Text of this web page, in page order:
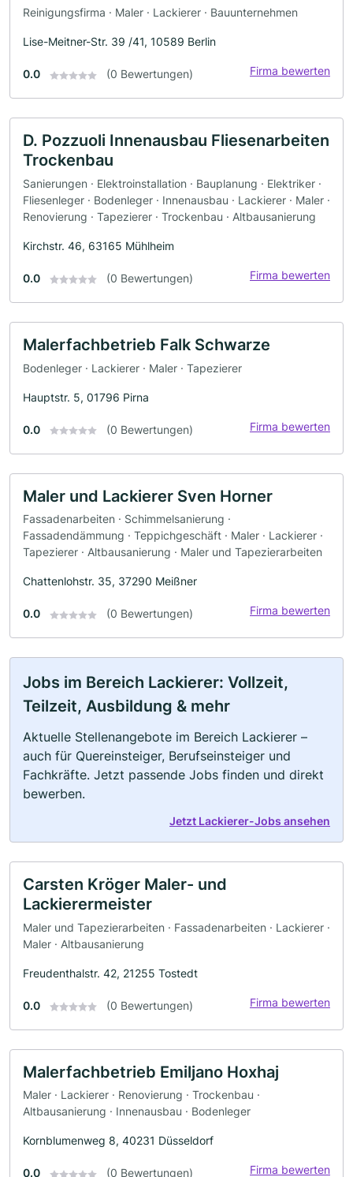
Reinigungsfirma · Maler · Lackierer · Bauunternehmen
Lise-Meitner-Str. 39 /41, 10589 Berlin
0.0 (0 Bewertungen) Firma bewerten
D. Pozzuoli Innenausbau Fliesenarbeiten
Trockenbau
Sanierungen · Elektroinstallation · Bauplanung · Elektriker ·
Fliesenleger · Bodenleger · Innenausbau · Lackierer · Maler ·
Renovierung · Tapezierer · Trockenbau · Altbausanierung
Kirchstr. 46, 63165 Mühlheim
0.0 (0 Bewertungen) Firma bewerten
Malerfachbetrieb Falk Schwarze
Bodenleger · Lackierer · Maler · Tapezierer
Hauptstr. 5, 01796 Pirna
0.0 (0 Bewertungen) Firma bewerten
Maler und Lackierer Sven Horner
Fassadenarbeiten · Schimmelsanierung ·
Fassadendämmung · Teppichgeschäft · Maler · Lackierer ·
Tapezierer · Altbausanierung · Maler und Tapezierarbeiten
Chattenlohstr. 35, 37290 Meißner
0.0 (0 Bewertungen) Firma bewerten
Jobs im Bereich Lackierer: Vollzeit,
Teilzeit, Ausbildung & mehr
Aktuelle Stellenangebote im Bereich Lackierer –
auch für Quereinsteiger, Berufseinsteiger und
Fachkräfte. Jetzt passende Jobs finden und direkt
bewerben.
Jetzt Lackierer-Jobs ansehen
Carsten Kröger Maler- und
Lackierermeister
Maler und Tapezierarbeiten · Fassadenarbeiten · Lackierer ·
Maler · Altbausanierung
Freudenthalstr. 42, 21255 Tostedt
0.0 (0 Bewertungen) Firma bewerten
Malerfachbetrieb Emiljano Hoxhaj
Maler · Lackierer · Renovierung · Trockenbau ·
Altbausanierung · Innenausbau · Bodenleger
Kornblumenweg 8, 40231 Düsseldorf
0.0 (0 Bewertungen) Firma bewerten